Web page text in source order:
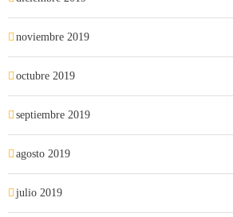
noviembre 2019
octubre 2019
septiembre 2019
agosto 2019
julio 2019